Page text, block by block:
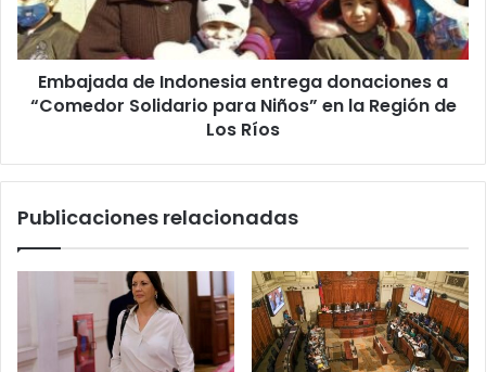
“Comedor
Solidario
para
Niños”
en
de
Ríos
Embajada de Indonesia entrega donaciones a
“Comedor Solidario para Niños” en la Región de
Los Ríos
Publicaciones relacionadas